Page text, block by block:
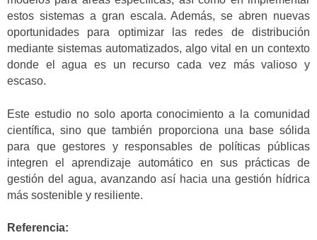
estos sistemas a gran escala. Además, se abren nuevas
oportunidades para optimizar las redes de distribución
mediante sistemas automatizados, algo vital en un contexto
donde el agua es un recurso cada vez más valioso y
escaso.
Este estudio no solo aporta conocimiento a la comunidad
científica, sino que también proporciona una base sólida
para que gestores y responsables de políticas públicas
integren el aprendizaje automático en sus prácticas de
gestión del agua, avanzando así hacia una gestión hídrica
más sostenible y resiliente.
Referencia: